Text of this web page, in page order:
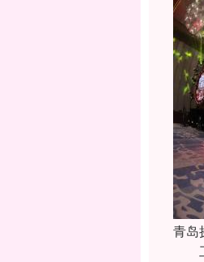
青岛
工